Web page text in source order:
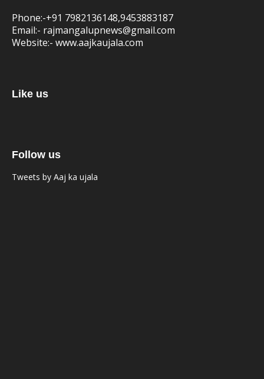
Phone:-+91 7982136148,9453883187
Email:- rajmangalupnews@gmail.com
Website:- www.aajkaujala.com
Like us
Follow us
Tweets by Aaj ka ujala